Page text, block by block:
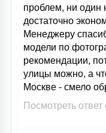
проблем, ни один
достаточно
Менеджеру
модели по
рекомендации,
улицы можно, а
Москве - смело
Посмотреть ответ